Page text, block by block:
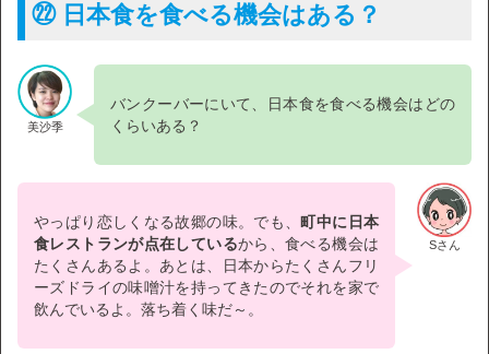
㉒ 日本食を食べる機会はある？
美沙季
バンクーバーにいて、日本食を食べる機会はどの
くらいある？
Sさん
やっぱり恋しくなる故郷の味。でも、町中に日本
食レストランが点在しているから、食べる機会は
たくさんあるよ。あとは、日本からたくさんフリ
ーズドライの味噌汁を持ってきたのでそれを家で
飲んでいるよ。落ち着く味だ～。